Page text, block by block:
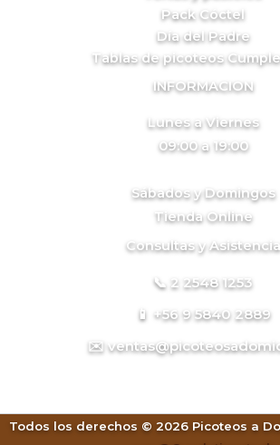
Pack Cóctel
Día del Padre
Tablas de picoteos
INFORMACION
Lunes a Viernes
09:00 a 19:00
Sábados y Domingos
Tienda Online
Consultas y Asistencia
📞 2 2548 1253
📱 +56 9 5840 2889
✉️
Todos los derechos © 2026 Picoteos a